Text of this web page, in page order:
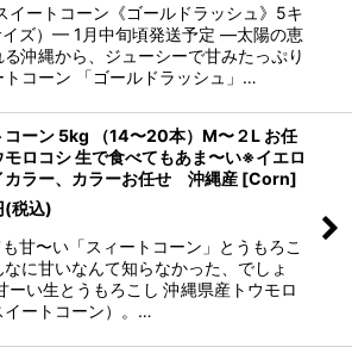
イートコーン《ゴールドラッシュ》5キ
イズ）— 1月中旬頃発送予定 —太陽の恵
沖縄から、ジューシーで甘みたっぷり
トコーン 「ゴールドラッシュ」…
コーン 5kg （14〜20本）M〜２L お任
ロコシ 生で食べてもあま〜い※イエロ
カラー、カラーお任せ 沖縄産 [Corn]
(税込)
甘〜い「スィートコーン」とうもろこ
なに甘いなんて知らなかった、でしょ
ーい生とうもろこし 沖縄県産トウモロ
イートコーン）。…